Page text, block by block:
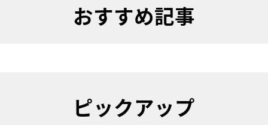
おすすめ記事
ピックアップ